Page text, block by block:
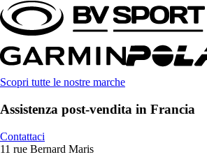
Scopri tutte le nostre marche
Assistenza post-vendita in Francia
Contattaci
11 rue Bernard Maris